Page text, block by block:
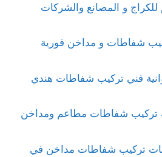
و المصانع والشركات
شفاطات و مداخن فورية
فني تركيب شفاطات هندي
تركيب شفاطات مطاعم ومداخن
تركيب شفاطات مداخن في